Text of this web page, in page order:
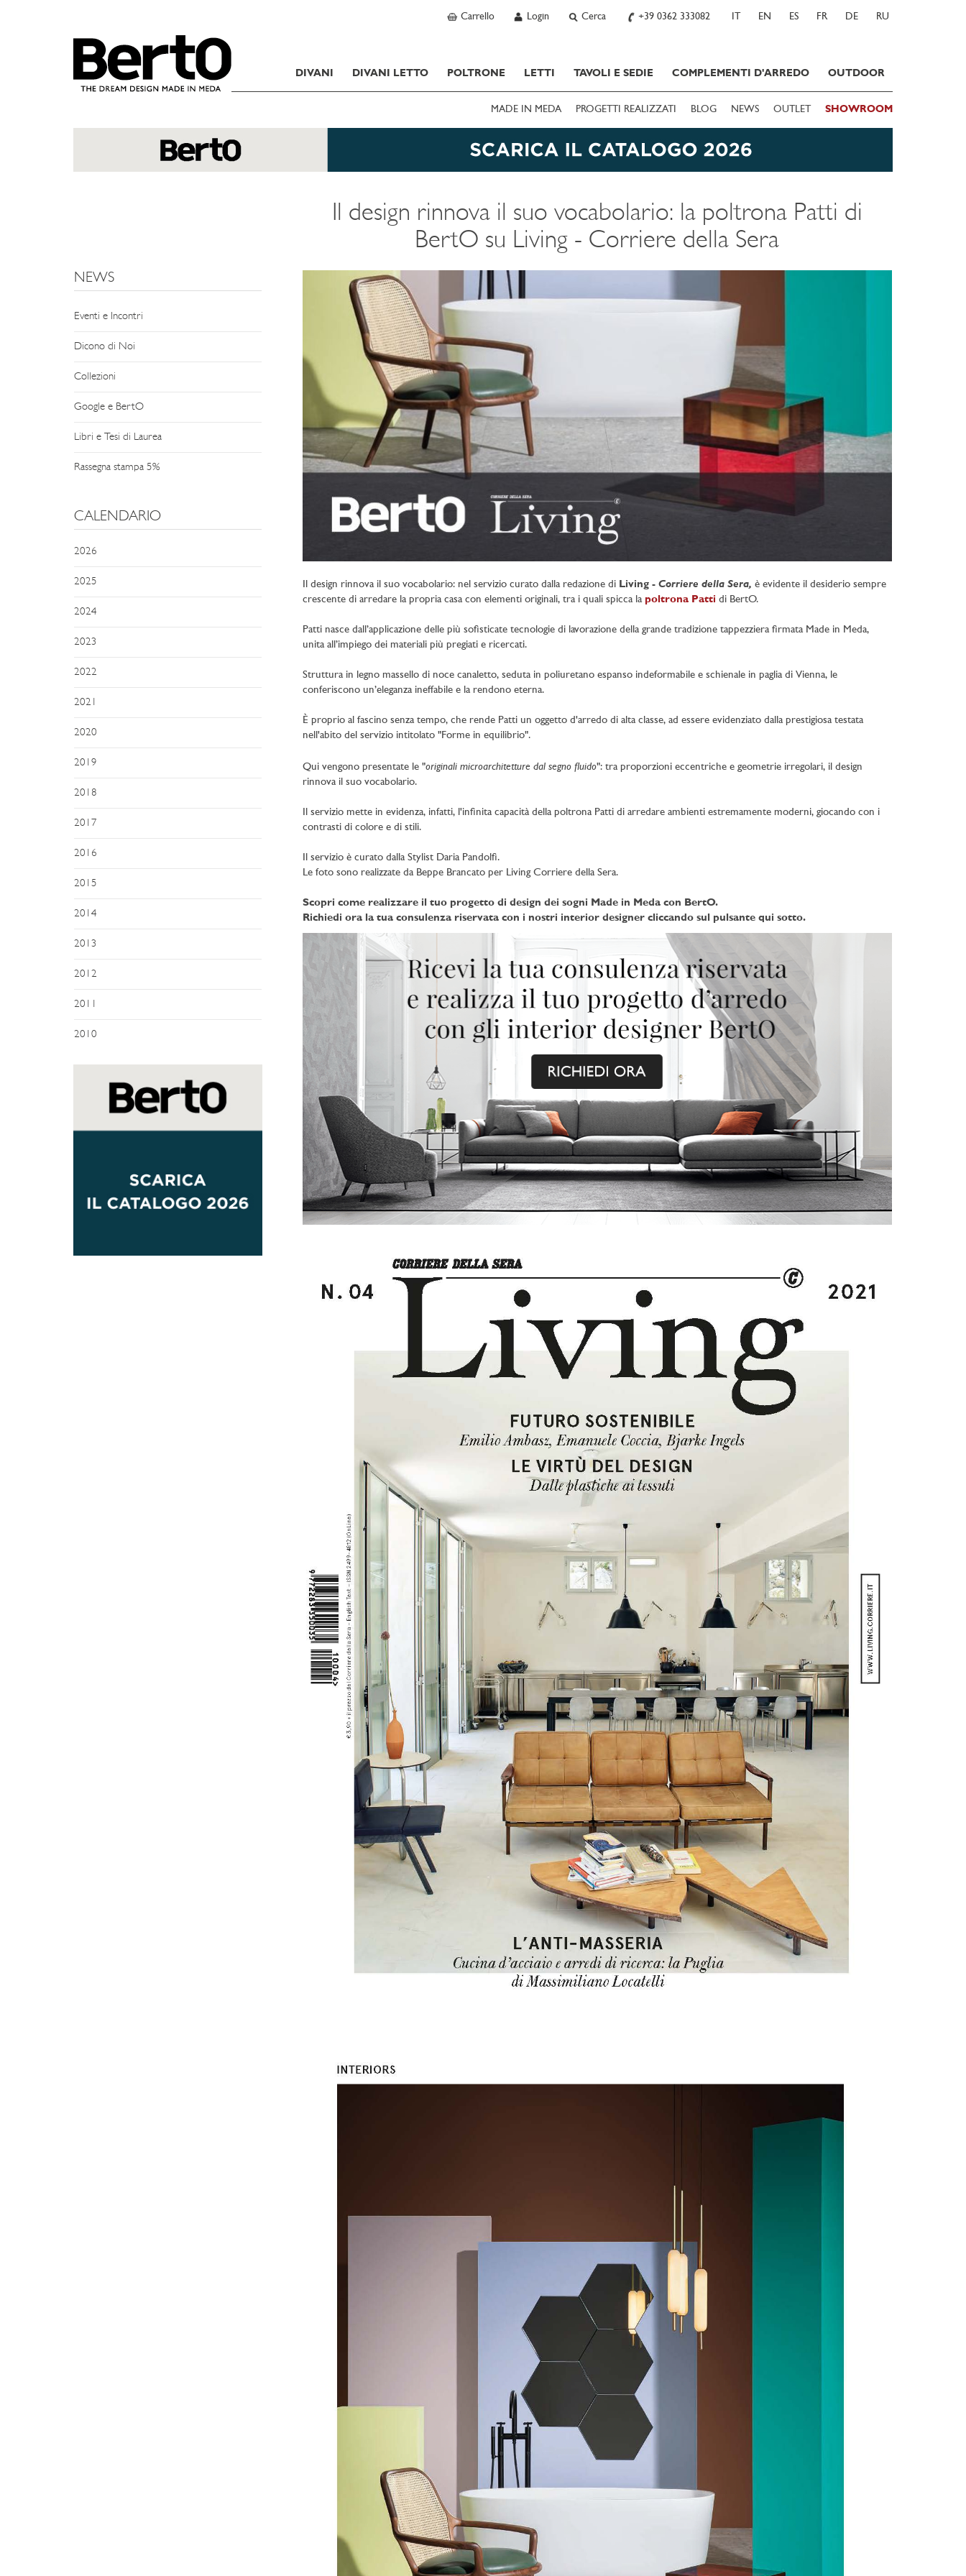
Carrello Login Cerca +39 0362 333082 IT EN ES FR DE RU
DIVANI DIVANI LETTO POLTRONE LETTI TAVOLI E SEDIE COMPLEMENTI D'ARREDO OUTDOOR
MADE IN MEDA PROGETTI REALIZZATI BLOG NEWS OUTLET SHOWROOM
Il design rinnova il suo vocabolario: la poltrona Patti di
BertO su Living - Corriere della Sera
NEWS
Eventi e Incontri
Dicono di Noi
Collezioni
Google e BertO
Libri e Tesi di Laurea
Rassegna stampa 5%
CALENDARIO
2026
2025
2024
2023
2022
2021
2020
2019
2018
2017
2016
2015
2014
2013
2012
2011
2010
Il design rinnova il suo vocabolario: nel servizio curato dalla redazione diLiving - Corriere della Sera, è evidente il desiderio sempre
crescente di arredare la propria casa con elementi originali, tra i quali spicca la poltrona Patti di BertO.
Patti nasce dall’applicazione delle più sofisticate tecnologie di lavorazione della grande tradizione tappezziera firmata Made in Meda,
unita all’impiego dei materiali più pregiati e ricercati.
Struttura in legno massello di noce canaletto, seduta in poliuretano espanso indeformabile e schienale in paglia di Vienna, le
conferiscono un’eleganza ineffabile e la rendono eterna.
È proprio al fascino senza tempo, che rende Patti un oggetto d'arredo di alta classe, ad essere evidenziato dalla prestigiosa testata
nell'abito del servizio intitolato "Forme in equilibrio".
Qui vengono presentate le "originali microarchitetture dal segno fluido": tra proporzioni eccentriche e geometrie irregolari, il design
rinnova il suo vocabolario.
Il servizio mette in evidenza, infatti, l'infinita capacità della poltrona Patti di arredare ambienti estremamente moderni, giocando con i
contrasti di colore e di stili.
Il servizio è curato dalla Stylist Daria Pandolfi.
Le foto sono realizzate da Beppe Brancato per Living Corriere della Sera.
Scopri come realizzare il tuo progetto di design dei sogni Made in Meda con BertO.
Richiedi ora la tua consulenza riservata con i nostri interior designer cliccando sul pulsante qui sotto.